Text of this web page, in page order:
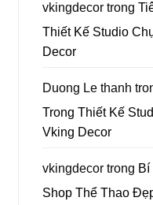
vkingdecor trong
Thiết Kế Studio
Decor
Duong Le thanh
Trong Thiết Kế
Vking Decor
vkingdecor trong Bí
Shop Thể Thao